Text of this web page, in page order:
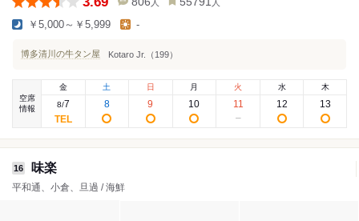
人 人
￥5,000～￥5,999 -
博多清川の牛タン屋 Kotaro Jr.（199）
空席
情報
金
8/7
土
8
日
9
月
10
火
11
水
12
木
13
16 味楽
平和通、小倉、旦過 / 海鮮